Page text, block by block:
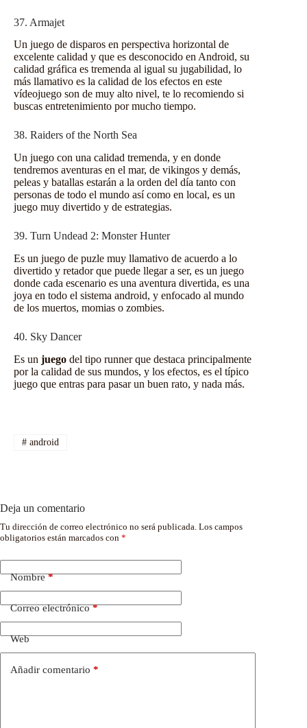
37. Armajet
Un juego de disparos en perspectiva horizontal de
excelente calidad y que es desconocido enAndroid, su
calidad gráfica es tremenda al igual su jugabilidad, lo
más llamativo es la calidad de los efectos en este
vídeojuego son de muy alto nivel, te lo recomiendo si
buscas entretenimiento por mucho tiempo.
38. Raiders of the North Sea
Un juego con una calidad tremenda, y en donde
tendremos aventuras en el mar, de vikingos y demás,
peleas y batallas estarán a la orden del día tanto con
personas de todo el mundo así como en local, es un
juego muy divertido y de estrategias.
39. Turn Undead 2: Monster Hunter
Es un juego de puzle muy llamativo de acuerdo a lo
divertido y retador que puede llegar a ser, es un juego
donde cada escenario es una aventura divertida, es una
joya en todo el sistema android, y enfocado al mundo
de los muertos, momias o zombies.
40. Sky Dancer
Es un juego del tipo runner que destaca principalmente
por la calidad de sus mundos, y los efectos, es el típico
juego que entras para pasar un buen rato, y nada más.
#android
Deja un comentario
Tu dirección de correo electrónico no será publicada. Los campos
obligatorios están marcados con *
Nombre*
Correo electrónico*
Web
Añadir comentario *